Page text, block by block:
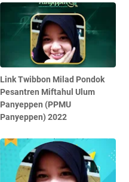
Link Twibbon Milad Pondok
Pesantren Miftahul Ulum
Panyeppen (PPMU
Panyeppen) 2022